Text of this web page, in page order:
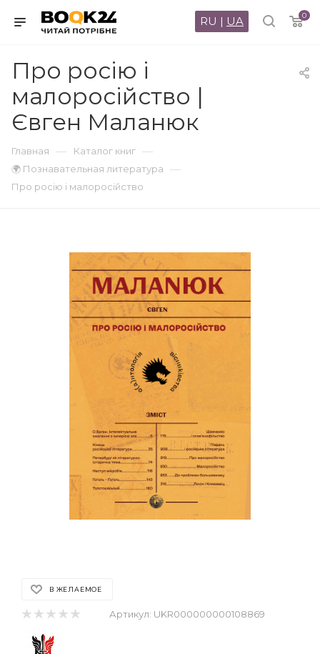
0
RU | UA
Про росію і
малоросійство |
Євген Маланюк
Главная — Каталог книг —
🌍 Познавательная литература —
Про росію і малоросійство
В ЖЕЛАЕМОЕ
Артикул: UKR000000000108869